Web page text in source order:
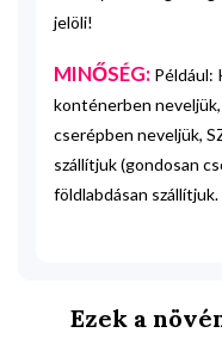
jelöli!
MINŐSÉG: Például:
konténerben
cserépben neveljük,
szállítjuk (gondosan
földlabdásan szállítjuk.
Ezek a